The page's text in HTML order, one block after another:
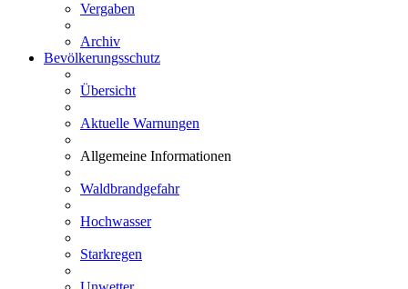
Vergaben
Archiv
Bevölkerungsschutz
Übersicht
Aktuelle Warnungen
Allgemeine Informationen
Waldbrandgefahr
Hochwasser
Starkregen